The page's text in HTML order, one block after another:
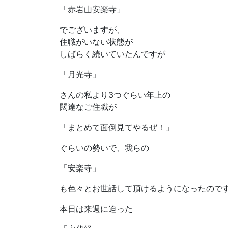
「赤岩山安楽寺」
でございますが、
住職がいない状態が
しばらく続いていたんですが
「月光寺」
さんの私より3つぐらい年上の
闊達なご住職が
「まとめて面倒見てやるぜ！」
ぐらいの勢いで、我らの
「安楽寺」
も色々とお世話して頂けるようになったので
本日は来週に迫った